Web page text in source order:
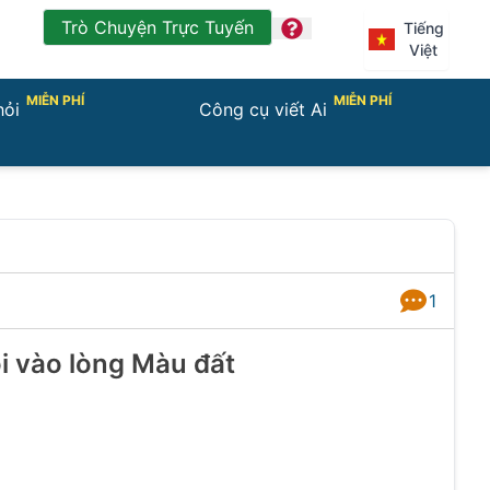
Trò Chuyện Trực Tuyến question
Tiếng
Việt
MIỄN PHÍ Công cụ viết Ai MIỄN PHÍ
Câu Trả Lời
1
vào lòng Màu đất